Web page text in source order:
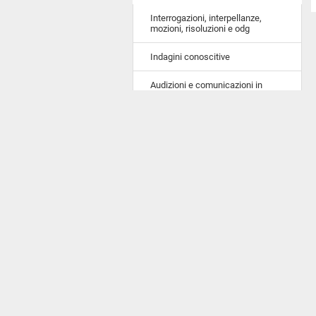
Interrogazioni, interpellanze,
mozioni, risoluzioni e odg
Indagini conoscitive
Audizioni e comunicazioni in